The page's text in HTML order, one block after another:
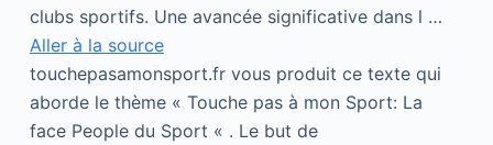
clubs sportifs. Une avancée significative dans l …
Aller à la source
touchepasamonsport.fr vous produit ce texte qui
aborde le thème « Touche pas à mon Sport: La
face People du Sport « . Le but de